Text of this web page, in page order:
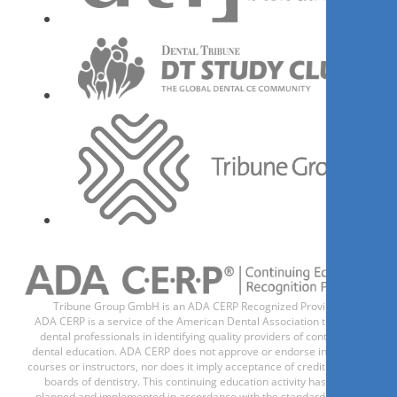
Desafios clínicos e técnicos na
fase de transição para a
odontologia digital
Oswaldo Scopin de Andrade
Գրանցվիր հիմա
CE
Tribune Group GmbH is an ADA CERP Recognized Provider.
ADA CERP is a service of the American Dental Association to assist
dental professionals in identifying quality providers of continuing
dental education. ADA CERP does not approve or endorse individual
courses or instructors, nor does it imply acceptance of credit hours by
boards of dentistry. This continuing education activity has been